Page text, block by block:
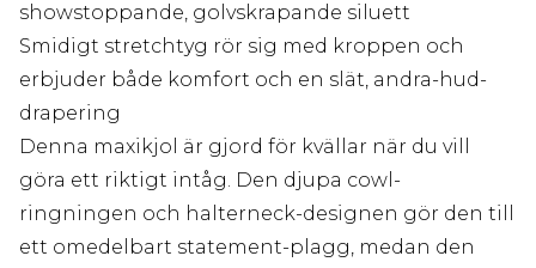
showstoppande, golvskrapande siluett
Smidigt stretchtyg rör sig med kroppen och
erbjuder både komfort och en slät, andra-hud-
drapering
Denna maxikjol är gjord för kvällar när du vill
göra ett riktigt intåg. Den djupa cowl-
ringningen och halterneck-designen gör den till
ett omedelbart statement-plagg, medan den